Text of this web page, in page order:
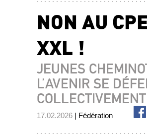
NON AU
XXL !
JEUNES
L’AVENIR SE
COLLECTIVEMENT
17.02.2026 | Fédération